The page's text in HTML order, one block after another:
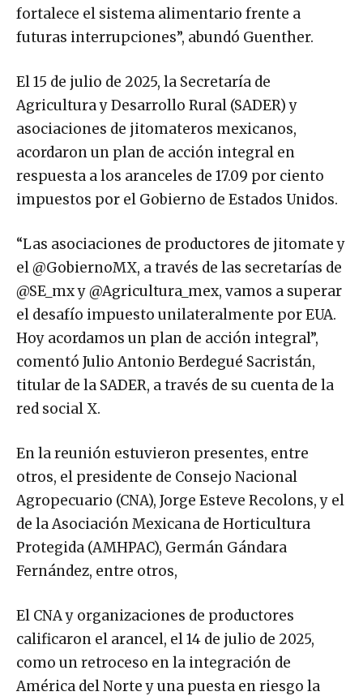
fortalece el sistema alimentario frente a
futuras interrupciones”, abundó Guenther.
El 15 de julio de 2025, la Secretaría de
Agricultura y Desarrollo Rural (SADER) y
asociaciones de jitomateros mexicanos,
acordaron un plan de acción integral en
respuesta a los aranceles de 17.09 por ciento
impuestos por el Gobierno de Estados Unidos.
“Las asociaciones de productores de jitomate y
el @GobiernoMX, a través de las secretarías de
@SE_mx y @Agricultura_mex, vamos a superar
el desafío impuesto unilateralmente por EUA.
Hoy acordamos un plan de acción integral”,
comentó Julio Antonio Berdegué Sacristán,
titular de la SADER, a través de su cuenta de la
red social X.
En la reunión estuvieron presentes, entre
otros, el presidente de Consejo Nacional
Agropecuario (CNA), Jorge Esteve Recolons, y el
de la Asociación Mexicana de Horticultura
Protegida (AMHPAC), Germán Gándara
Fernández, entre otros,
El CNA y organizaciones de productores
calificaron el arancel, el 14 de julio de 2025,
como un retroceso en la integración de
América del Norte y una puesta en riesgo la